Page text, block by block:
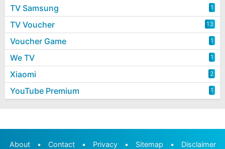
TV Samsung 1
TV Voucher 13
Voucher Game 1
We TV 1
Xiaomi 2
YouTube Premium 1
About • Contact • Privacy • Sitemap • Disclaimer